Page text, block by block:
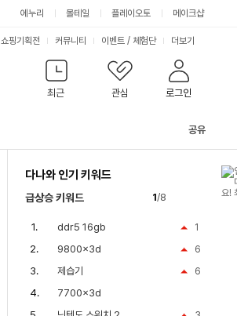
에누리 몰테일 플레이오토 메이크샵
최근 관심 로그인
쇼핑기획전 커뮤니티 이벤트 / 체험단 더보기
공유
다나와 인기 키워드
급상승 키워드 1/8
1
ddr5 16gb
6
9800x3d
6
제습기
7700x3d